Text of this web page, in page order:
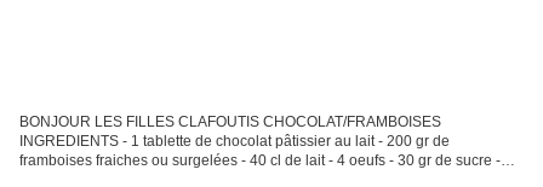
BONJOUR LES FILLES CLAFOUTIS CHOCOLAT/FRAMBOISES
INGREDIENTS - 1 tablette de chocolat pâtissier au lait - 200 gr de
framboises fraiches ou surgelées - 40 cl de lait - 4 oeufs - 30 gr de sucre -